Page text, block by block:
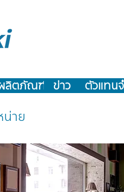
ลิตภัณฑ์ ข่าว ตัวแทน
น่าย